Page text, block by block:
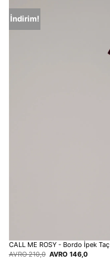
İndirim!
CALL ME ROSY - Bordo İpek Taç
AVRO210,0 Orijinal
AVRO 146,0